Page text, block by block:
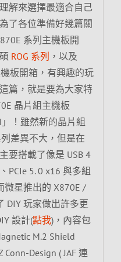
解來選擇最適合自己
了各位準備好幾篇關
系列主機板開
ROG 系列 ，以及
板開箱，有興趣的玩
篇，就是要為大家特
晶片組主機板
」！雖然新的晶片組
差異不大，但是在
要搭載了像是 USB 4
PCIe 5. 0 x16 與多組
微星推出的 X870E /
DIY 玩家做出許多更
設計(點我)，內容包
M.2 Shield
Conn-Design ( JAF 連